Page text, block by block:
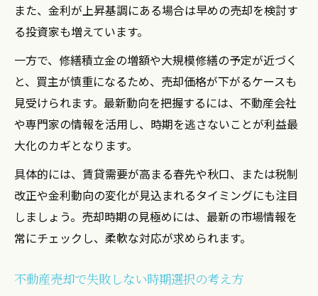
市場動向とワンルーム売却時期の関係性
マンション売却ベストタイミングの見極め
方
投資用ワンルーム売却で市場に強くなる方
法
市況を読む不動産売却の判断ポイントとは
長期運用物件の不動産売却時期を解説
長期運用物件の不動産売却ポイントとは
投資用ワンルーム売却で運用期間を活かす
不動産売却時期選定と資産組み換え戦略
マンション売却時の減価償却終了の考え方
長期保有ワンルーム売却の成功法則解説
また、金利が上昇基調にある場合は早めの売却を検討す
る投資家も増えています。
一方で、修繕積立金の増額や大規模修繕の予定が近づく
と、買主が慎重になるため、売却価格が下がるケースも
見受けられます。最新動向を把握するには、不動産会社
や専門家の情報を活用し、時期を逃さないことが利益最
大化のカギとなります。
具体的には、賃貸需要が高まる春先や秋口、または税制
改正や金利動向の変化が見込まれるタイミングにも注目
しましょう。売却時期の見極めには、最新の市場情報を
常にチェックし、柔軟な対応が求められます。
不動産売却で失敗しない時期選択の考え方